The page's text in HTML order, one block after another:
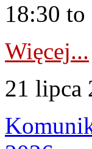
18:30 to
Więcej...
21 lipca